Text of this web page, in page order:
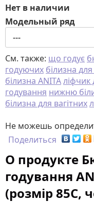
Нет в наличии
Модельный ряд
См. также: що годує
годуючих білизна
білизна ANITAліфчик
годування нижню
білизна для вагітних
Не можешь
Поделиться
О продукте
годування
(розмір 85C,